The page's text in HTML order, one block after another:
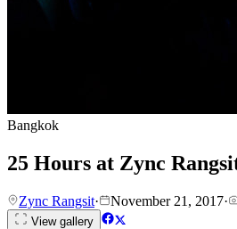
Bangkok
25 Hours at Zync
Zync Rangsit· November 21, 2017·
View gallery